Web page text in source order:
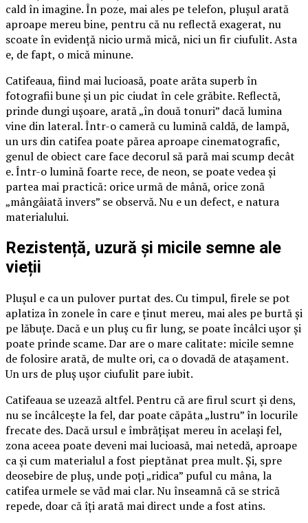
cald în imagine. În poze, mai ales pe telefon, plușul arată
aproape mereu bine, pentru că nu reflectă exagerat, nu
scoate în evidență nicio urmă mică, nici un fir ciufulit. Asta
e, de fapt, o mică minune.
Catifeaua, fiind mai lucioasă, poate arăta superb în
fotografii bune și un pic ciudat în cele grăbite. Reflectă,
prinde dungi ușoare, arată „în două tonuri” dacă lumina
vine din lateral. Într-o cameră cu lumină caldă, de lampă,
un urs din catifea poate părea aproape cinematografic,
genul de obiect care face decorul să pară mai scump decât
e. Într-o lumină foarte rece, de neon, se poate vedea și
partea mai practică: orice urmă de mână, orice zonă
„mângâiată invers” se observă. Nu e un defect, e natura
materialului.
Rezistență, uzură și micile semne ale
vieții
Plușul e ca un pulover purtat des. Cu timpul, firele se pot
aplatiza în zonele în care e ținut mereu, mai ales pe burtă și
pe lăbuțe. Dacă e un pluș cu fir lung, se poate încâlci ușor și
poate prinde scame. Dar are o mare calitate: micile semne
de folosire arată, de multe ori, ca o dovadă de atașament.
Un urs de pluș ușor ciufulit pare iubit.
Catifeaua se uzează altfel. Pentru că are firul scurt și dens,
nu se încâlcește la fel, dar poate căpăta „lustru” în locurile
frecate des. Dacă ursul e îmbrățișat mereu în același fel,
zona aceea poate deveni mai lucioasă, mai netedă, aproape
ca și cum materialul a fost pieptănat prea mult. Și, spre
deosebire de pluș, unde poți „ridica” puful cu mâna, la
catifea urmele se văd mai clar. Nu înseamnă că se strică
repede, doar că îți arată mai direct unde a fost atins.